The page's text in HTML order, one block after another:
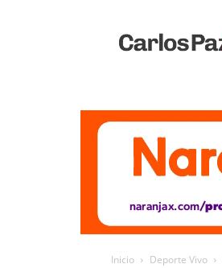
Vivo
Inicio Deporte Vivo